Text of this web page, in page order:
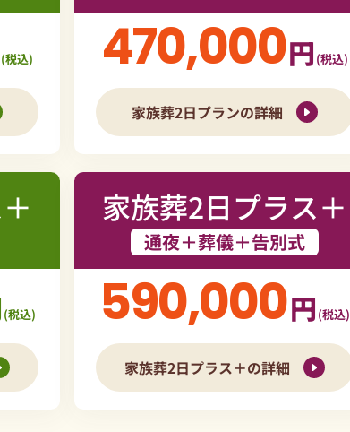
(税込) 470,000円 (税込)
家族葬2日プランの詳細
(税込)
家族葬2日プラス＋
通夜＋葬儀＋告別式
590,000円 (税込)
家族葬2日プラス＋の詳細